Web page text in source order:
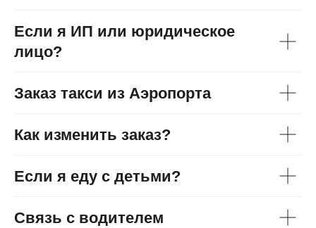
Если я ИП или юридическое
лицо?
Заказ такси из Аэропорта
Как изменить заказ?
Если я еду с детьми?
Связь с водителем